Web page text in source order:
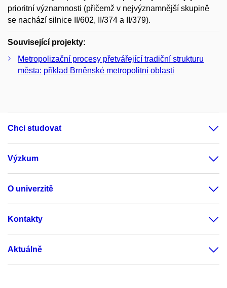
prioritní významnosti (přičemž v nejvýznamnější skupině
se nachází silnice II/602, II/374 a II/379).
Související projekty:
Metropolizační procesy přetvářející tradiční strukturu
města: příklad Brněnské metropolitní oblasti
Chci studovat
Výzkum
O univerzitě
Kontakty
Aktuálně